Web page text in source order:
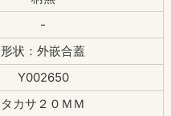
-
形状：外嵌合蓋
Y002650
タカサ２０ＭＭ